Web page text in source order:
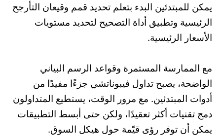
يمكن للمبتدئين البدء بتعلم تحديد قمم وقيعان التأرجح
الرئيسية وتطبيق أداة التصحيح لتحديد مستويات
الأسعار الرئيسية.
مع الممارسة المستمرة وقواعد الرسم البياني
الواضحة، يصبح تداول فيبوناتشي جزءًا مفيدًا من
أدوات المبتدئين. مع مرور الوقت، يستطيع المتداولون
دمج تقنيات أكثر تعقيدًا، ولكن حتى أبسط التطبيقات
يمكن أن توفر رؤى قيّمة حول هيكل السوق.